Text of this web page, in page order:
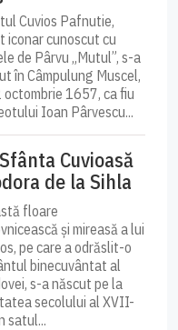
Cuvios Pafnutie,
iconar cunoscut cu
de Pârvu „Mutul”, s-a
în Câmpulung Muscel,
octombrie 1657, ca fiu
Ioan Pârvescu...
Cuvioasă
de la Sihla
floare
și mireasă a lui
pe care a odrăslit-o
binecuvântat al
s-a născut pe la
secolului al XVII-
satul...